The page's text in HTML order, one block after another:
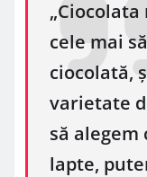
cele mai
ciocolată,
varietate
să alegem
lapte,